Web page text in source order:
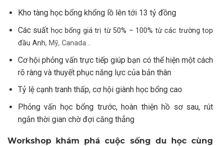
Kho tàng học bổng khổng lồ lên tới 13 tỷ đồng
Các suất học bổng giá trị từ 50% – 100% từ các trường top
đầu Anh, Mỹ, Canada…
Cơ hội phỏng vấn trực tiếp giúp bạn có thể hiện một cách
rõ ràng và thuyết phục năng lực của bản thân
Tỷ lệ cạnh tranh thấp, cơ hội giành học bổng cao
Phỏng vấn học bổng trước, hoàn thiện hồ sơ sau, rút
ngắn thời gian chờ đợi căng thẳng
Workshop khám phá cuộc sống du học cùng